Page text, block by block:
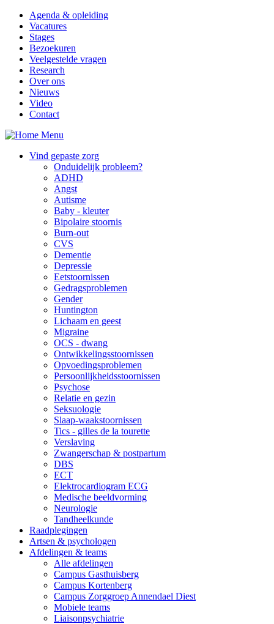
Overslaan en naar de inhoud gaan
Agenda & opleiding
Vacatures
Stages
Bezoekuren
Veelgestelde vragen
Research
Over ons
Nieuws
Video
Contact
Menu
Vind gepaste zorg
Onduidelijk probleem?
ADHD
Angst
Autisme
Baby - kleuter
Bipolaire stoornis
Burn-out
CVS
Dementie
Depressie
Eetstoornissen
Gedragsproblemen
Gender
Huntington
Lichaam en geest
Migraine
OCS - dwang
Ontwikkelingsstoornissen
Opvoedingsproblemen
Persoonlijkheidsstoornissen
Psychose
Relatie en gezin
Seksuologie
Slaap-waakstoornissen
Tics - gilles de la tourette
Verslaving
Zwangerschap & postpartum
DBS
ECT
Elektrocardiogram ECG
Medische beeldvorming
Neurologie
Tandheelkunde
Raadplegingen
Artsen & psychologen
Afdelingen & teams
Alle afdelingen
Campus Gasthuisberg
Campus Kortenberg
Campus Zorggroep Annendael Diest
Mobiele teams
Liaisonpsychiatrie